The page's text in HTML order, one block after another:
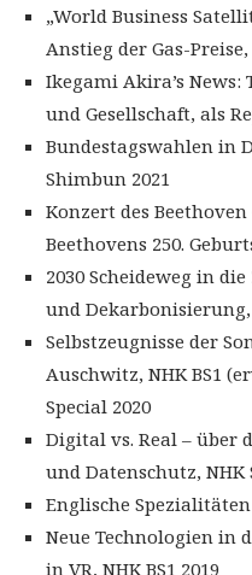
„World Business
Anstieg der Gas-Preise,
Ikegami Akira’s
und Gesellschaft, als
Bundestagswahlen in
Shimbun 2021
Konzert des
Beethovens 250.
2030 Scheideweg in
und Dekarbonisierung,
Selbstzeugnisse der
Auschwitz, NHK BS1
Special 2020
Digital vs. Real – über
und Datenschutz, NHK
Englische Spezialitäten
Neue Technologien in
in VR, NHK BS1 2019